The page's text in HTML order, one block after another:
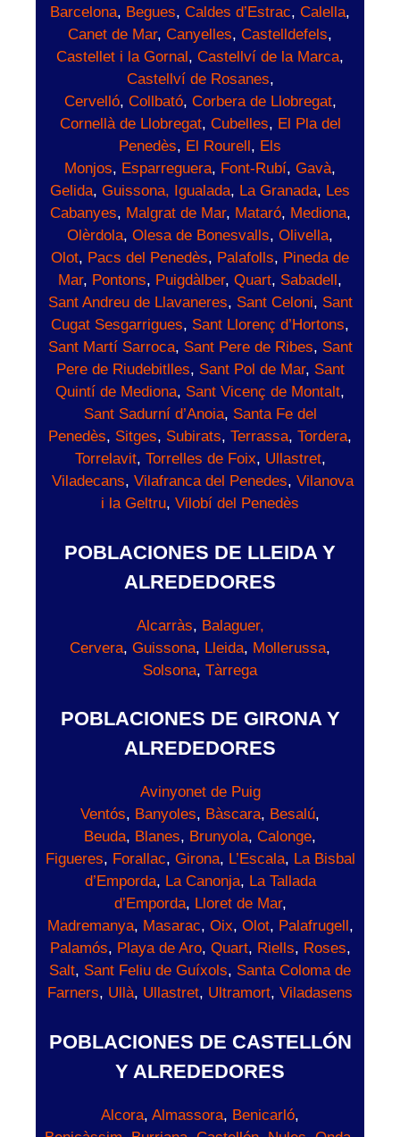
Barcelona, Begues, Caldes d’Estrac, Calella,
Canet de Mar, Canyelles, Castelldefels,
Castellet i la Gornal, Castellví de la Marca,
Castellví de Rosanes,
Cervelló, Collbató, Corbera de Llobregat,
Cornellà de Llobregat, Cubelles, El Pla del
Penedès, El Rourell, Els
Monjos, Esparreguera, Font-Rubí, Gavà,
Gelida, Guissona, Igualada, La Granada, Les
Cabanyes, Malgrat de Mar, Mataró, Mediona,
Olèrdola, Olesa de Bonesvalls, Olivella,
Olot, Pacs del Penedès, Palafolls, Pineda de
Mar, Pontons, Puigdàlber, Quart, Sabadell,
Sant Andreu de Llavaneres, Sant Celoni, Sant
Cugat Sesgarrigues, Sant Llorenç d’Hortons,
Sant Martí Sarroca, Sant Pere de Ribes, Sant
Pere de Riudebitlles, Sant Pol de Mar, Sant
Quintí de Mediona, Sant Vicenç de Montalt,
Sant Sadurní d’Anoia, Santa Fe del
Penedès, Sitges, Subirats, Terrassa, Tordera,
Torrelavit, Torrelles de Foix, Ullastret,
Viladecans, Vilafranca del Penedes, Vilanova
i la Geltru, Vilobí del Penedès
POBLACIONES DE LLEIDA Y
ALREDEDORES
Alcarràs, Balaguer,
Cervera, Guissona, Lleida, Mollerussa,
Solsona, Tàrrega
POBLACIONES DE GIRONA Y
ALREDEDORES
Avinyonet de Puig
Ventós, Banyoles, Bàscara, Besalú,
Beuda, Blanes, Brunyola, Calonge,
Figueres, Forallac, Girona, L’Escala, La Bisbal
d’Emporda, La Canonja, La Tallada
d’Emporda, Lloret de Mar,
Madremanya, Masarac, Oix, Olot, Palafrugell,
Palamós, Playa de Aro, Quart, Riells, Roses,
Salt, Sant Feliu de Guíxols, Santa Coloma de
Farners, Ullà, Ullastret, Ultramort, Viladasens
POBLACIONES DE CASTELLÓN
Y ALREDEDORES
Alcora, Almassora, Benicarló,